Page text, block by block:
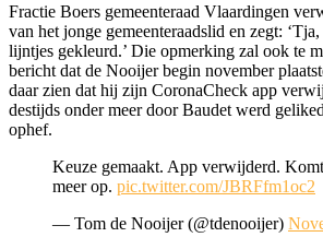
Fractie Boers gemeenteraad Vlaardingen
van het jonge gemeenteraadslid en zegt:
lijntjes gekleurd.’ Die opmerking zal ook te
bericht dat de Nooijer begin november
daar zien dat hij zijn CoronaCheck app
destijds onder meer door Baudet werd
ophef.
Keuze gemaakt. App verwijderd.
meer op. pic.twitter.com/JBRFfm1oc2
— Tom de Nooijer (@tdenooijer)